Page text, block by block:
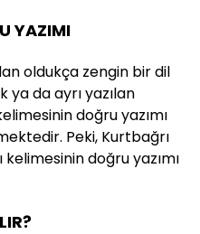
YAZIMI
oldukça zengin bir dil
da ayrı yazılan
doğru yazımı
Peki, Kurtbağrı
kelimesinin doğru yazımı